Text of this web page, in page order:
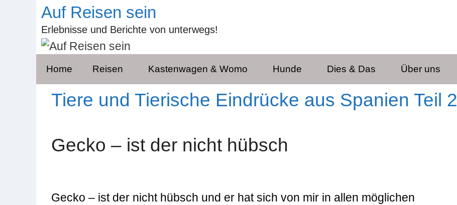
springen
Auf Reisen sein
Erlebnisse und Berichte von unterwegs!
Home Reisen Kastenwagen & Womo Hunde Dies & Das Über uns
Tiere und Tierische Eindrücke aus Spanien Teil 2
Gecko – ist der nicht hübsch
Gecko – ist der nicht hübsch und er hat sich von mir in allen möglichen